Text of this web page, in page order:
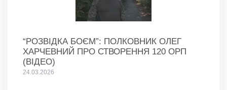
“РОЗВІДКА БОЄМ”: ПОЛКОВНИК ОЛЕГ
ХАРЧЕВНИЙ ПРО СТВОРЕННЯ 120 ОРП
(ВІДЕО)
24.03.2026